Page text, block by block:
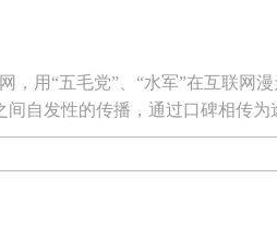
用“五毛党”、“水军”在互联网
自发性的传播，通过口碑相传